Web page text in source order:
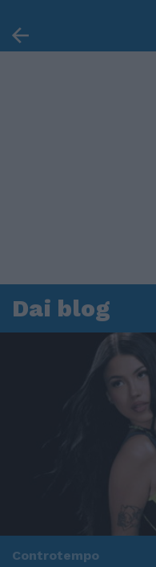
Dai blog
Controtempo